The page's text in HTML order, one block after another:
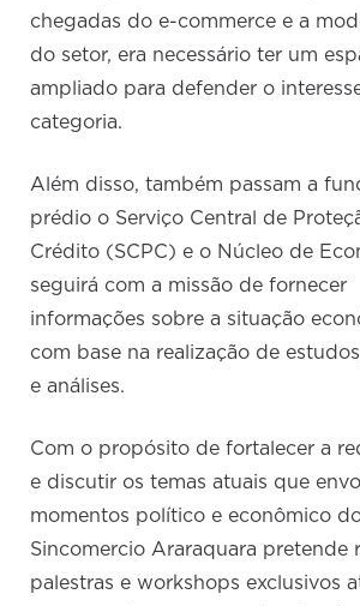
chegadas do e-commerce e a
do setor, era necessário ter um
ampliado para defender o
categoria.
Além disso, também passam a
prédio o Serviço Central de
Crédito (SCPC) e o Núcleo de
seguirá com a missão de fornecer
informações sobre a situação
com base na realização de
e análises.
Com o propósito de fortalecer a
e discutir os temas atuais que
momentos político e econômico
Sincomercio Araraquara pretende
palestras e workshops exclusivos